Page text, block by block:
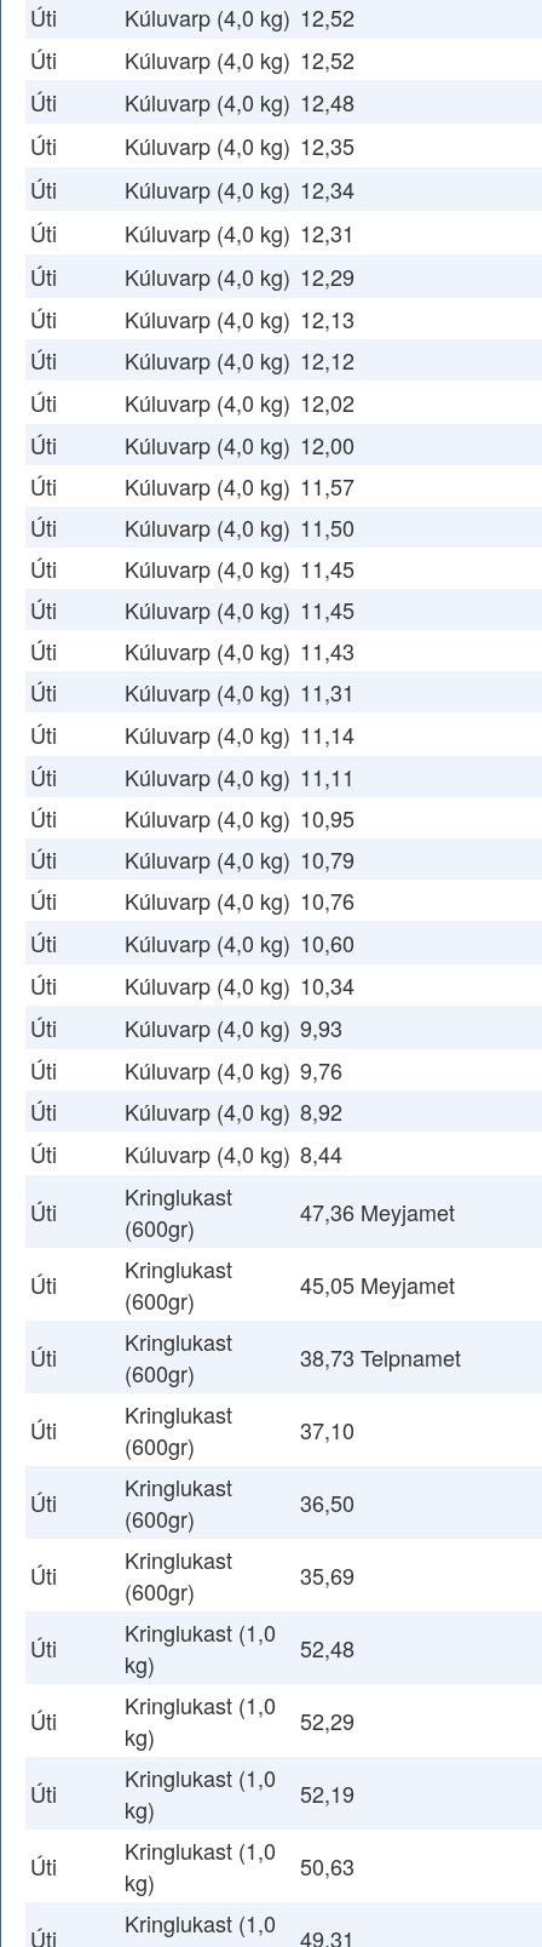
Úti
Kúluvarp (4,0 kg) 12,52
Úti
Kúluvarp (4,0 kg) 12,52
Úti
Kúluvarp (4,0 kg) 12,48
Úti
Kúluvarp (4,0 kg) 12,35
Úti
Kúluvarp (4,0 kg) 12,34
Úti
Kúluvarp (4,0 kg) 12,31
Úti
Kúluvarp (4,0 kg) 12,29
Úti
Kúluvarp (4,0 kg) 12,13
Úti
Kúluvarp (4,0 kg) 12,12
Úti
Kúluvarp (4,0 kg) 12,02
Úti
Kúluvarp (4,0 kg) 12,00
Úti
Kúluvarp (4,0 kg) 11,57
Úti
Kúluvarp (4,0 kg) 11,50
Úti
Kúluvarp (4,0 kg) 11,45
Úti
Kúluvarp (4,0 kg) 11,45
Úti
Kúluvarp (4,0 kg) 11,43
Úti
Kúluvarp (4,0 kg) 11,31
Úti
Kúluvarp (4,0 kg) 11,14
Úti
Kúluvarp (4,0 kg) 11,11
Úti
Kúluvarp (4,0 kg) 10,95
Úti
Kúluvarp (4,0 kg) 10,79
Úti
Kúluvarp (4,0 kg) 10,76
Úti
Kúluvarp (4,0 kg) 10,60
Úti
Kúluvarp (4,0 kg) 10,34
Úti
Kúluvarp (4,0 kg) 9,93
Úti
Kúluvarp (4,0 kg) 9,76
Úti
Kúluvarp (4,0 kg) 8,92
Úti
Kúluvarp (4,0 kg) 8,44
Úti
Kringlukast
(600gr)
47,36 Meyjamet
Úti
Kringlukast
(600gr)
45,05 Meyjamet
Úti
Kringlukast
(600gr)
38,73 Telpnamet
Úti
Kringlukast
(600gr)
37,10
Úti
Kringlukast
(600gr)
36,50
Úti
Kringlukast
(600gr)
35,69
Úti
Kringlukast (1,0
kg)
52,48
Úti
Kringlukast (1,0
kg)
52,29
Úti
Kringlukast (1,0
kg)
52,19
Úti
Kringlukast (1,0
kg)
50,63
Úti
Kringlukast (1,0
49,31